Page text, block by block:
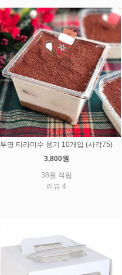
투명 티라미수 용기 10개입 (사각75)
3,800원
38원 적립
리뷰 4